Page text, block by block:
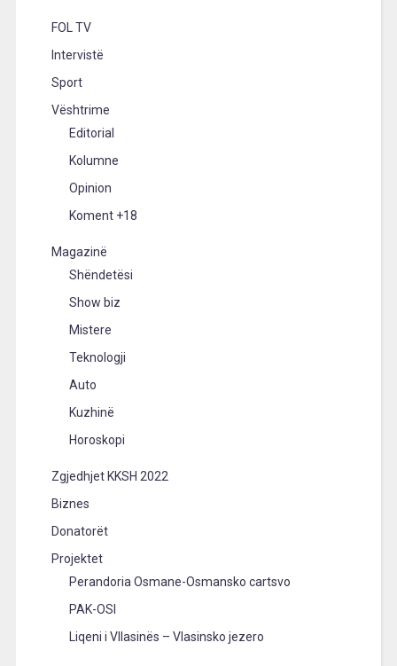
FOL TV
Intervistë
Sport
Vështrime
Editorial
Kolumne
Opinion
Koment +18
Magazinë
Shëndetësi
Show biz
Mistere
Teknologji
Auto
Kuzhinë
Horoskopi
Zgjedhjet KKSH 2022
Biznes
Donatorët
Projektet
Perandoria Osmane-Osmansko cartsvo
PAK-OSI
Liqeni i Vllasinës – Vlasinsko jezero